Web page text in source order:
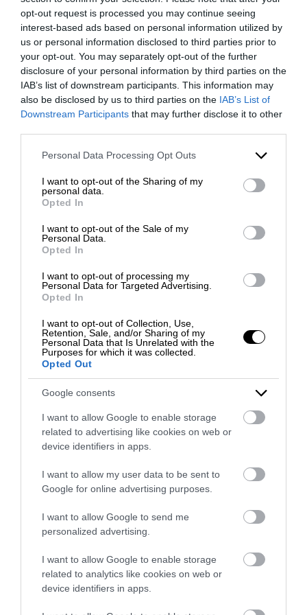
opt-out request is processed you may continue seeing
interest-based ads based on personal information utilized by
us or personal information disclosed to third parties prior to
your opt-out. You may separately opt-out of the further
disclosure of your personal information by third parties on the
IAB’s list of downstream participants. This information may
also be disclosed by us to third parties on the IAB’s List of
Downstream Participants that may further disclose it to other
Please note that this website/app uses one or more Google
not limited to your visit or usage behaviour. You may click to
grant or deny consent to Google and its third-party tags to
use your data for below specified purposes in below Google
consent section.
Personal Data Processing Opt Outs
I want to opt-out of the Sharing of my
personal data.
Opted In
I want to opt-out of the Sale of my
Personal Data.
Opted In
I want to opt-out of processing my
Personal Data for Targeted Advertising.
Opted In
I want to opt-out of Collection, Use,
Retention, Sale, and/or Sharing of my
Personal Data that Is Unrelated with the
Purposes for which it was collected.
Opted Out
Google consents
I want to allow Google to enable storage
related to advertising like cookies on web or
device identifiers in apps.
I want to allow my user data to be sent to
Google for online advertising purposes.
I want to allow Google to send me
personalized advertising.
I want to allow Google to enable storage
related to analytics like cookies on web or
device identifiers in apps.
po’ dimesso e sono consumati dagli elementi
atmosferici, ma si possono ancora ammirare la
folta criniera ricciuta, gli occhi profondi e le
narici dilatate. Ciò che rende questi leoni degni
di una visita, tuttavia, sono i loro baffi
somiglianti a quelli di un tricheco e i denti
affilati.
Palazzo Caracciolo fu eretto tra il 1708 e il
1713, quando i feudatari di Avellino vi si
medievale situato vicino alla statua del
Carluccio, nella parte vecchia della città.
Decisero di portare con sé i due leoni che fino a
quel momento avevano fatto la guardia a una
bella dogana antica. Questo trasloco spostò il
centro di gravità di Avellino dalla parte vecchia
della città a Piazza della Libertà e a Corso
Nello stesso periodo, i feudatari introdussero
ad Avellino lanerie, ferriere e industrie del rame,
dando inizio ad un periodo di espansione
urbana e demografica e di prosperità
economica. Nel gennaio 1735 Palazzo
Caracciolo ospitò il successore di Carluccio, il
re Carlo III di Borbone
Carlo costruì in seguito una serie di palazzi e
dimore fuori Napoli, ricordiamo la sontuosa
Reggia di Caserta
, ma non edificò mai nulla ad
Avellino e dintorni.
Memoriale della Rivoluzione
Napoletana
Spostandoci su Corso Vittorio Emanuele,